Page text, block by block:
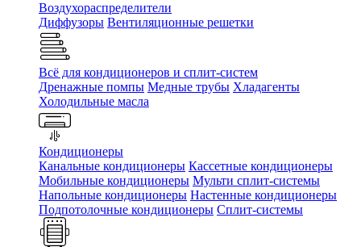
Воздухораспределители
Диффузоры Вентиляционные решетки
Всё для кондиционеров и сплит-систем
Дренажные помпы Медные трубы Хладагенты
Холодильные масла
Кондиционеры
Канальные кондиционеры Кассетные кондиционеры
Мобильные кондиционеры Мульти сплит-системы
Напольные кондиционеры Настенные кондиционеры
Подпотолочные кондиционеры Сплит-системы